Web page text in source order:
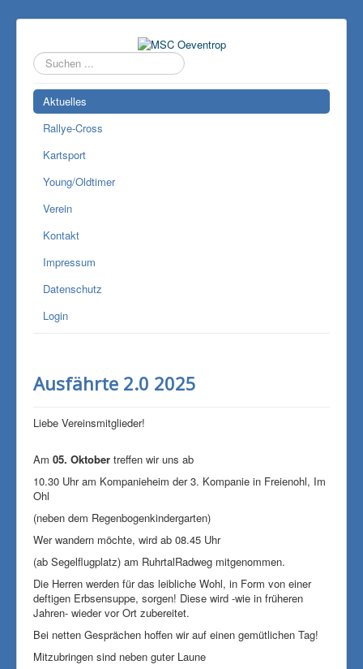
Suchen
...
Aktuelles
Rallye-Cross
Kartsport
Young/Oldtimer
Verein
Kontakt
Impressum
Datenschutz
Login
Ausfährte 2.0 2025
Liebe Vereinsmitglieder!
Am 05. Oktober treffen wir uns ab
10.30 Uhr am Kompanieheim der 3. Kompanie in Freienohl, Im
Ohl
(neben dem Regenbogenkindergarten)
Wer wandern möchte, wird ab 08.45 Uhr
(ab Segelflugplatz) am RuhrtalRadweg mitgenommen.
Die Herren werden für das leibliche Wohl, in Form von einer
deftigen Erbsensuppe, sorgen! Diese wird -wie in früheren
Jahren- wieder vor Ort zubereitet.
Bei netten Gesprächen hoffen wir auf einen gemütlichen Tag!
Mitzubringen sind neben guter Laune